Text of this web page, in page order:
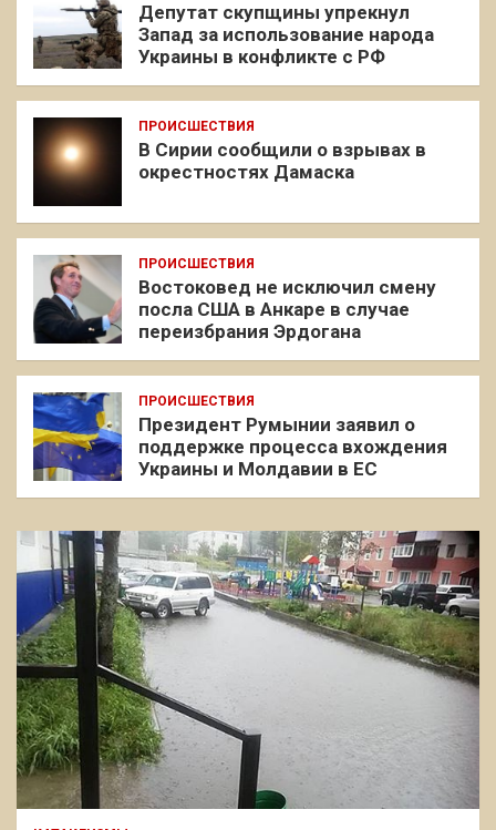
Депутат скупщины упрекнул
Запад за использование народа
Украины в конфликте с РФ
ПРОИСШЕСТВИЯ
В Сирии сообщили о взрывах в
окрестностях Дамаска
ПРОИСШЕСТВИЯ
Востоковед не исключил смену
посла США в Анкаре в случае
переизбрания Эрдогана
ПРОИСШЕСТВИЯ
Президент Румынии заявил о
поддержке процесса вхождения
Украины и Молдавии в ЕС